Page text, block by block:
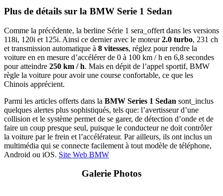
Plus de détails sur la BMW Serie 1 Sedan
Comme la précédente, la berline Série 1 sera_offert dans les versions
118i, 120i et 125i. Ainsi ce dernier avec le moteur2.0 turbo, 231 ch
et transmission automatique à 8 vitesses, réglez pour rendre la
voiture en en mesure d’accélérer de 0 à 100 km / h en 6,8 secondes
pour atteindre 250 km / h. Mais en dépit de l’appel sportif, BMW
règle la voiture pour avoir une course confortable, ce que les
Chinois apprécient.
Parmi les articles offerts dans la BMW Series 1 Sedan sont_inclus
quelques alertes plus sophistiqués, tels que: l’avertisseur d’une
collision et le système permet de se garer, de détection d’onde et de
faire un coup presque seul, puisque le conducteur ne doit contrôler
la voiture par le frein et l’accélérateur. Par ailleurs, ils ont inclus un
multimédia qui se connecte facilement à tout modèle de téléphone,
Android ou iOS. Site Web BMW
Galerie Photos